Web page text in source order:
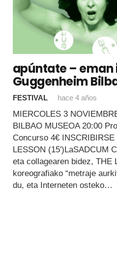
apúntate – eman
Guggenheim
FESTIVAL hace 4 años
MIERCOLES 3
BILBAO MUSEOA 20:00
Concurso 4€
LESSON (15′)LaSADCUM
eta collagearen bidez, THE
koreografiako “metraje
du, eta Interneten osteko…